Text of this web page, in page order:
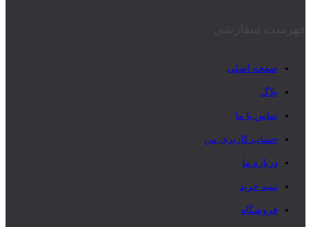
صفحه اصلی
بلاگ
تماس با ما
حساب کاربری من
درباره ما
سبد خرید
فروشگاه